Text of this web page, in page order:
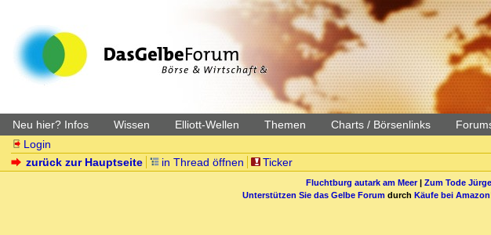
Neu hier? Infos Wissen Elliott-Wellen Themen Charts / Börsenlinks
Login
zurück zur Hauptseite
in Thread öffnen Ticker
Fluchtburg autark am Meer| Zum Tode
Unterstützen Sie das Gelbe Forum durch Käufe bei Amazon